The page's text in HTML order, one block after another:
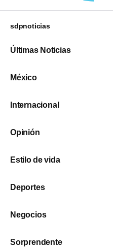
sdpnoticias
Últimas Noticias
México
Internacional
Opinión
Estilo de vida
Deportes
Negocios
Sorprendente